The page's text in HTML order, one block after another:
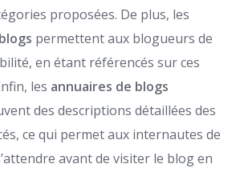
proposées. De plus, les
permettent aux blogueurs de
en étant référencés sur ces
les annuaires de blogs
des descriptions détaillées des
ce qui permet aux internautes de
avant de visiter le blog en